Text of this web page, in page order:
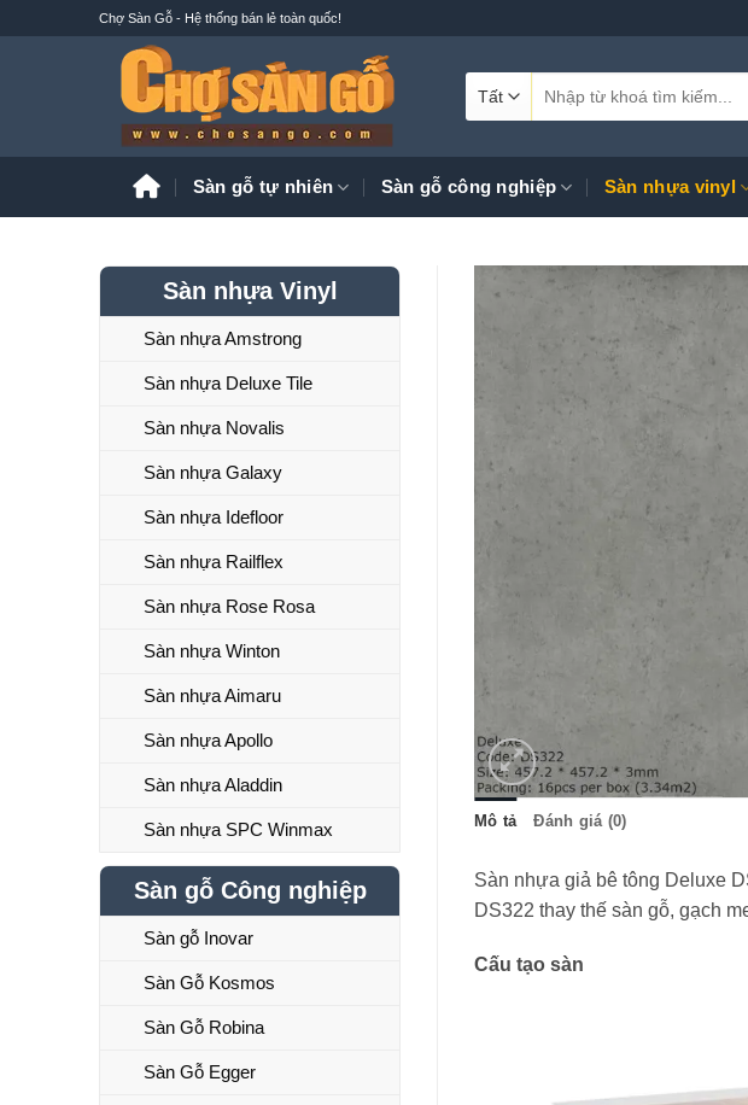
Chợ Sàn Gỗ - Hệ thống bán lẻ toàn quốc!
kiếm:
Sàn gỗ tự nhiên Sàn gỗ công nghiệp Sàn nhựa vinyl
Sàn nhựa Vinyl
Sàn nhựa Amstrong
Sàn nhựa Deluxe Tile
Sàn nhựa Novalis
Sàn nhựa Galaxy
Sàn nhựa Idefloor
Sàn nhựa Railflex
Sàn nhựa Rose Rosa
Sàn nhựa Winton
Sàn nhựa Aimaru
Sàn nhựa Apollo
Sàn nhựa Aladdin
Sàn nhựa SPC Winmax
Sàn gỗ Công nghiệp
Sàn gỗ Inovar
Sàn Gỗ Kosmos
Sàn Gỗ Robina
Sàn Gỗ Egger
Mô tả Đánh giá (0)
Sàn nhựa giả bê tông Deluxe
DS322 thay thế sàn gỗ, gạch
Cấu tạo sàn